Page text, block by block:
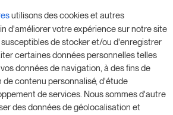
de fouet à votre entreprise,
pour commencer votre
14 jours.
utilisons des cookies et autres
d'améliorer votre expérience sur notre site
de stocker et/ou d'enregistrer
certaines données personnelles telles
données de navigation, à des fins de
contenu personnalisé, d'étude
de services. Nous sommes d'autre
des données de géolocalisation et